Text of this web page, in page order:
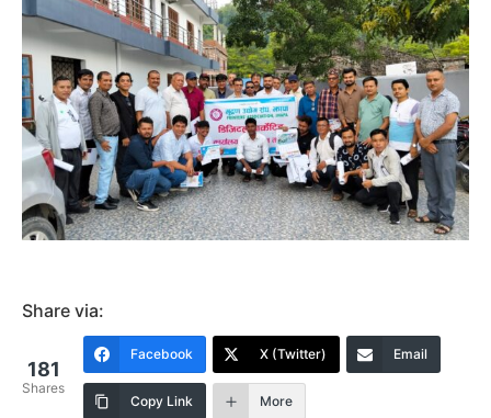
Share via:
181
Shares
Facebook X (Twitter) Email
Copy Link More